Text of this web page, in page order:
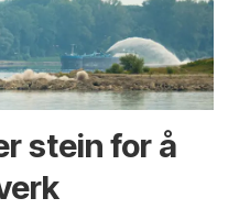
stein for å